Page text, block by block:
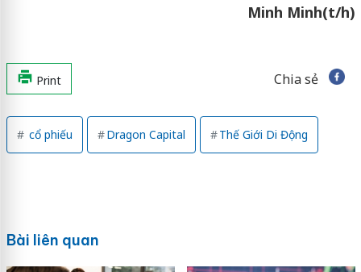
Minh Minh(t/h)
Print Chia sẻ
cổ phiếu Dragon Capital Thế Giới Di Động
Bài liên quan